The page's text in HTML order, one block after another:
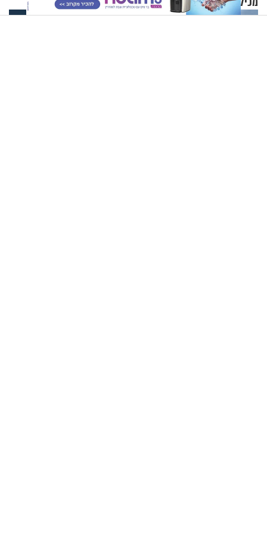
הפעם עם יהודית ואלתר כהן